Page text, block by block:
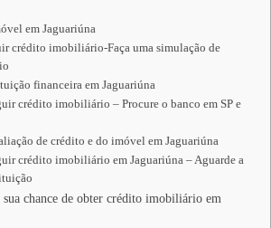
em Jaguariúna
crédito imobiliário-Faça uma simulação de
financeira em Jaguariúna
crédito imobiliário – Procure o banco em SP e
de crédito e do imóvel em Jaguariúna
crédito imobiliário em Jaguariúna – Aguarde a
sua chance de obter crédito imobiliário em